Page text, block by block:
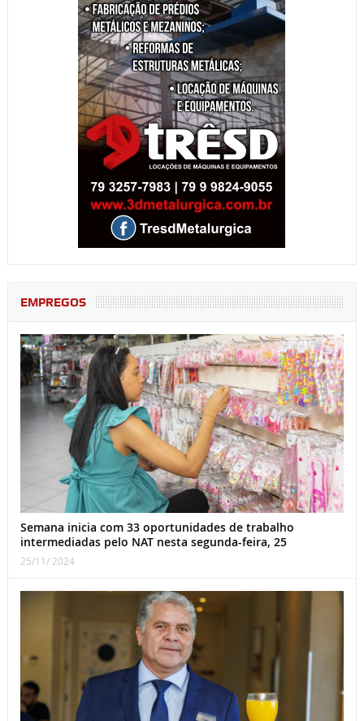
EMPREGOS
Semana inicia com 33 oportunidades de trabalho
intermediadas pelo NAT nesta segunda-feira, 25
25/11/ 2024